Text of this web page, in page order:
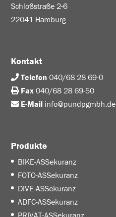
Schloßstraße 2-6
22041 Hamburg
Kontakt
Telefon 040/68 28 69-0
Fax 040/68 28 69-50
E-Mail info@pundpgmbh.de
Produkte
BIKE-ASSekuranz
FOTO-ASSekuranz
DIVE-ASSekuranz
ADFC-ASSekuranz